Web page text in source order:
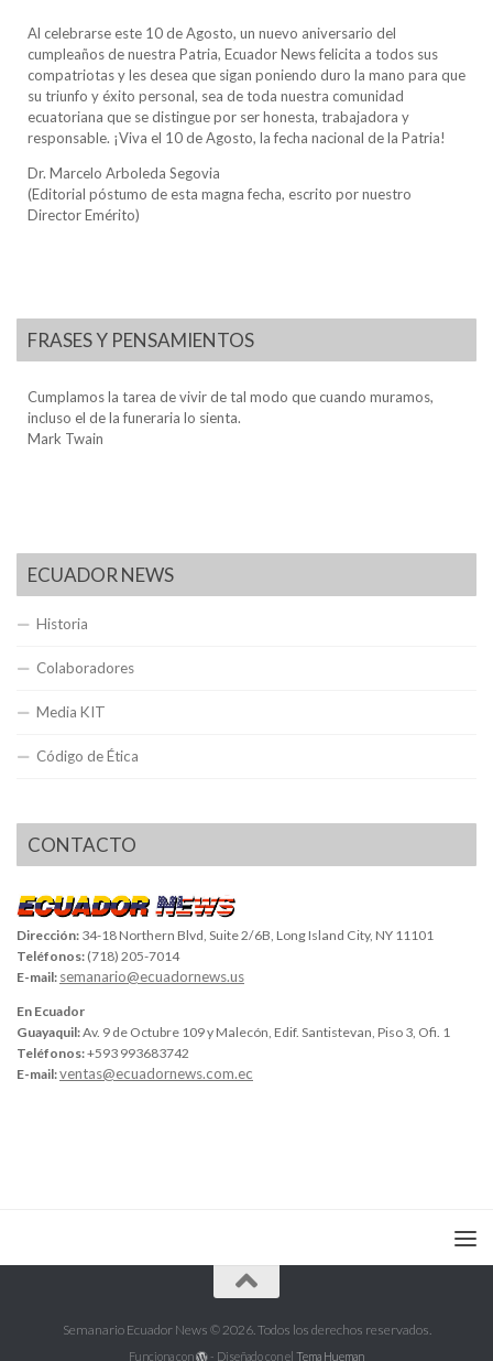
Al celebrarse este 10 de Agosto, un nuevo aniversario del
cumpleaños de nuestra Patria, Ecuador News felicita a todos sus
compatriotas y les desea que sigan poniendo duro la mano para que
su triunfo y éxito personal, sea de toda nuestra comunidad
ecuatoriana que se distingue por ser honesta, trabajadora y
responsable. ¡Viva el 10 de Agosto, la fecha nacional de la Patria!
Dr. Marcelo Arboleda Segovia
(Editorial póstumo de esta magna fecha, escrito por nuestro
Director Emérito)
FRASES Y PENSAMIENTOS
Cumplamos la tarea de vivir de tal modo que cuando muramos,
incluso el de la funeraria lo sienta.
Mark Twain
ECUADOR NEWS
Historia
Colaboradores
Media KIT
Código de Ética
CONTACTO
Dirección: 34-18 Northern Blvd, Suite 2/6B, Long Island City, NY 11101
Teléfonos: (718) 205-7014
E-mail: semanario@ecuadornews.us
En Ecuador
Guayaquil:Av. 9 de Octubre 109 y Malecón, Edif. Santistevan, Piso 3, Ofi. 1
Teléfonos:+593 993683742
E-mail:ventas@ecuadornews.com.ec
Semanario Ecuador News © 2026. Todos los derechos reservados.
Funciona con - Diseñado con el Tema Hueman